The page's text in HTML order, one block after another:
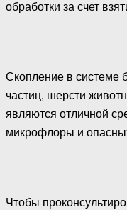
обработки за счет
Скопление в системе
частиц, шерсти
являются отличной
микрофлоры и
Чтобы